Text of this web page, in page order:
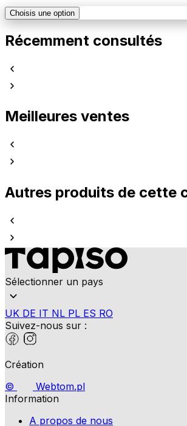
Choisis une option
Récemment consultés
Meilleures ventes
Autres produits de cette
Sélectionner un pays
UK DE IT NL PL ES RO
Suivez-nous sur :
Création
©
Webtom.pl
Information
A propos de nous